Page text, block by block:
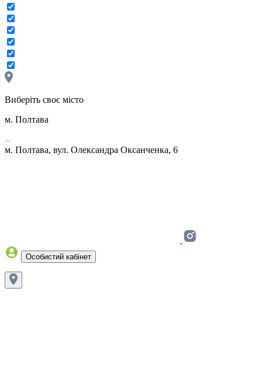
Виберіть своє місто
м. Полтава
м. Полтава, вул. Олександра Оксанченка, 6
Особистий кабінет